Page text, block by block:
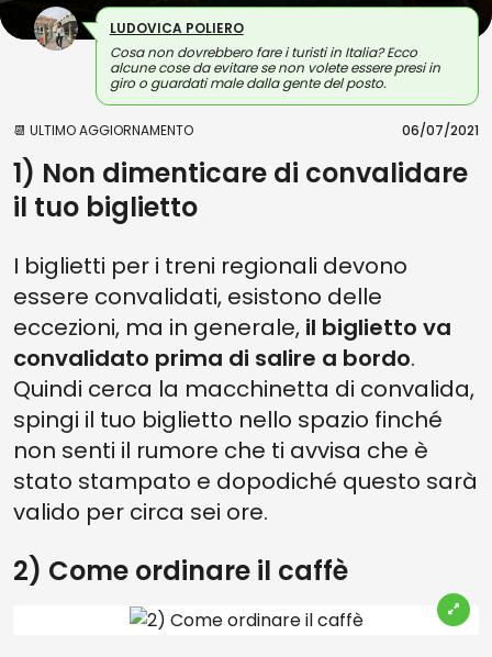
LUDOVICA POLIERO
Cosa non dovrebbero fare i turisti in Italia? Ecco
alcune cose da evitare se non volete essere presi in
giro o guardati male dalla gente del posto.
📆 ULTIMO AGGIORNAMENTO 06/07/2021
1) Non dimenticare di convalidare
il tuo biglietto
I biglietti per i treni regionali devono
essere convalidati, esistono delle
eccezioni, ma in generale, il biglietto va
convalidato prima di salire a bordo.
Quindi cerca la macchinetta di convalida,
spingi il tuo biglietto nello spazio finché
non senti il rumore che ti avvisa che è
stato stampato e dopodiché questo sarà
valido per circa sei ore.
2) Come ordinare il caffè